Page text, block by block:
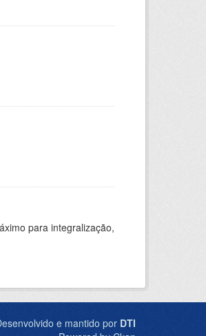
para integralização,
e mantido por DTI